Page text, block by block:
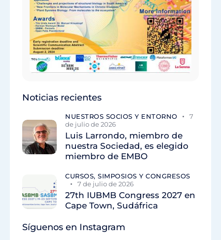
Noticias recientes
NUESTROS SOCIOS Y ENTORNO
7
de julio de 2026
Luis Larrondo, miembro de
nuestra Sociedad, es elegido
miembro de EMBO
CURSOS, SIMPOSIOS Y CONGRESOS
7 de julio de 2026
27th IUBMB Congress 2027 en
Cape Town, Sudáfrica
Síguenos en Instagram